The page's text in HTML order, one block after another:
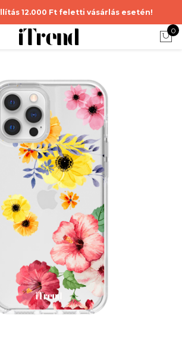
12.000 Ft feletti vásárlás esetén!
0